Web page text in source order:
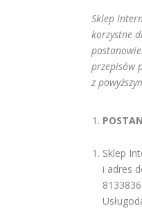
Sklep
korzystne
przepisów
z
Sklep
i adres